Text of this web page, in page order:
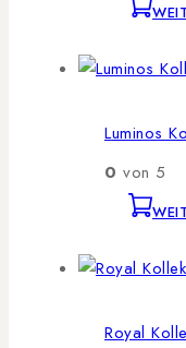
Luminos
0 von 5
Royal